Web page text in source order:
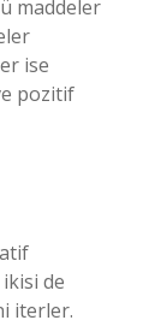
maddeler
ise
pozitif
de
iterler.